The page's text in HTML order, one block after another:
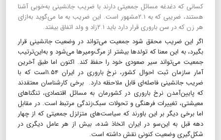
کسانی که دغدغه مسائل جمعیتی دارند با ضریب جانشینی به‌خوبی آشنا
هستند، ضریبی که به ۲.۱مشهور است. این ضریب به ما می‌گوید به‌ازای
هر زن که در سن باروری قرار دارد باید ۲.۱زاد و ولد اتفاق بیفتد.
اگر این ضریب محقق شود جمعیت می‌تواند در وضعیت جانشینی قرار
بگیرد، به این معنا که تولدها بیشتر از مرگ‌ومیرها می‌شود و به‌این‌ترتیب
جمعیت می‌تواند سیر صعودی خود را حفظ کند. اکنون اما طبق آخرین
آمار سازمان ثبت احوال کشور، نرخ باروری در ایران ۱.۵۴است که با
ضریب جانشینی فاصله‌ای قابل ملاحظه دارد. برخی کارشناسان معتقدند
که پایین‌آمدن نرخ باروری در کشورمان به مسائل اقتصادی، تنگناهای
معیشتی، تغییرات فرهنگی و تحولات سبک‌زندگی مرتبط است. در مقابل
اما برخی دیگر بر این باورند که سیاست‌های متزلزل جمعیتی که از چهار
دهه قبل به این‌سو در ایران اتخاذ شده، بیش از هر عامل دیگری در
شکل‌گیری وضعیت کنونی نقش داشته است.